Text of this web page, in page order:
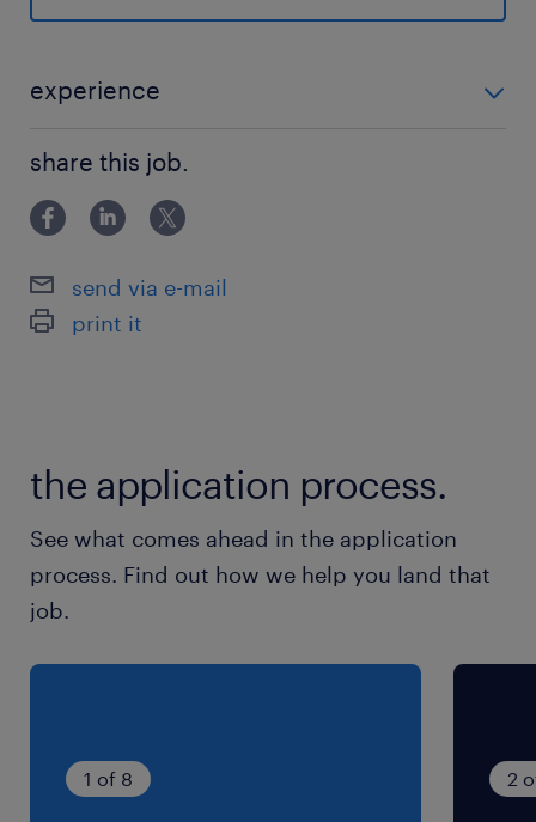
■月28万円以上可！
■空調完備で1年中快適♪
好評につき、定員締切間近！
今すぐ応募してチャンスを逃すな★
派遣先の特徴
＼派遣登録がしやすくなりました／
JR常総線／友部駅（車15分）
JR常総線／内原駅（車14分）
岩間駅（車15分）
年末年始、GW、夏季長期連休あり◎
experience
share this job.
send via e-mail
print it
the application process.
See what comes ahead in the application
process. Find out how we help you land that
job.
1 of 8 2